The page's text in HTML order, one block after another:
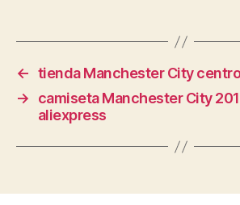
← tienda Manchester City
→
camiseta Manchester City
aliexpress